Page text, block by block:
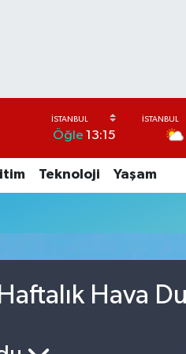
Öğle 13:15
Teknoloji Yaşam
Hava